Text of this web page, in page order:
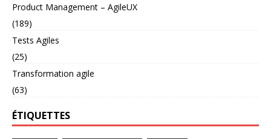
Product Management – AgileUX
(189)
Tests Agiles
(25)
Transformation agile
(63)
ÉTIQUETTES